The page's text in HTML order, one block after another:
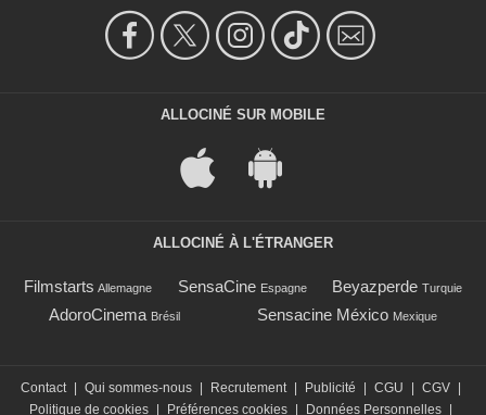
ALLOCINÉ SUR MOBILE
ALLOCINÉ À L'ÉTRANGER
Filmstarts Allemagne SensaCine Espagne Beyazperde Turquie
AdoroCinema Brésil Sensacine México Mexique
Contact Qui sommes-nous Recrutement Publicité CGU CGV
Politique de cookies
Préférences cookies Données Personnelles